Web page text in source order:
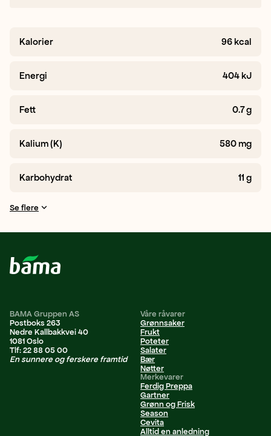
Kalorier 96 kcal
Energi 404 kJ
Fett 0.7g
Kalium (K) 580 mg
Karbohydrat 11 g
Se flere
BAMA Gruppen AS
Postboks 263
Nedre Kallbakkvei 40
1081 Oslo
Tlf: 22 88 05 00
En sunnere og ferskere framtid
Våre råvarer
Grønnsaker
Frukt
Poteter
Salater
Bær
Nøtter
Merkevarer
Ferdig Preppa
Gartner
Grønn og Frisk
Season
Cevita
Alltid en anledning